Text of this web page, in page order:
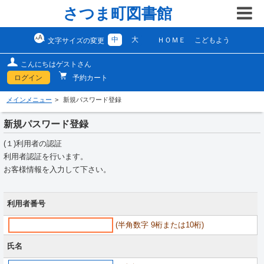
さつま町図書館
文字サイズの変更 中 大 ＨＯＭＥ こどもよう
こんにちはゲストさん
ログイン
予約カート
メインメニュー 新規パスワード登録
新規パスワード登録
(１)利用者の認証
利用者認証を行います。
お客様情報を入力して下さい。
利用者番号
(半角数字 9桁または10桁)
氏名